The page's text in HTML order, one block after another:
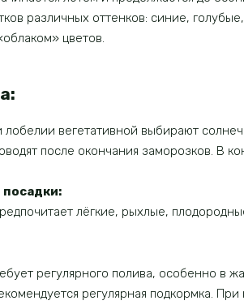
различных оттенков: синие,
цветов.
лобелии вегетативной выбирают
после окончания заморозков. В
посадки:
лёгкие, рыхлые,
регулярного полива, особенно в
регулярная подкормка.